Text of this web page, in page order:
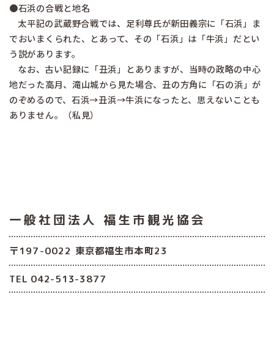
●石浜の合戦と地名
太平記の武蔵野合戦では、足利尊氏が新田義宗に「石浜」ま
でおいまくられた、とあって、その「石浜」は「牛浜」だとい
う説があります。
なお、古い記録に「丑浜」とありますが、当時の政略の中心
地だった高月、滝山城から見た場合、丑の方角に「石の浜」が
のぞめるので、石浜→丑浜→牛浜になったと、思えないことも
ありません。（私見）
一般社団法人 福生市観光協会
〒197-0022 東京都福生市本町23
TEL 042-513-3877